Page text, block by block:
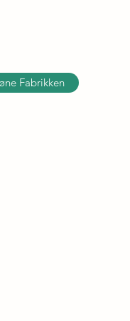
Fabrikken